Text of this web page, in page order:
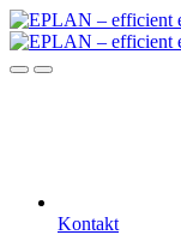
Kontakt